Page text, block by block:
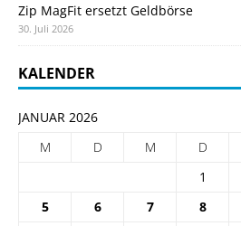
Zip MagFit ersetzt Geldbörse
30. Juli 2026
KALENDER
JANUAR 2026
M
D M D
1
5
6 7 8